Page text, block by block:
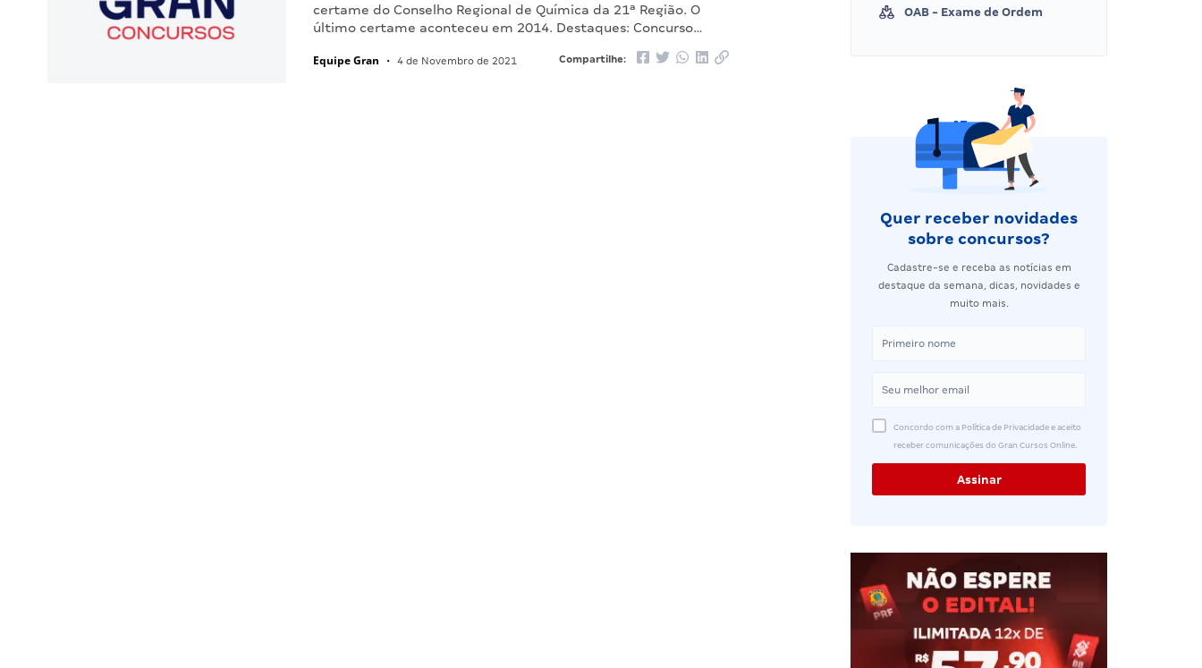
certame do Conselho Regional de Química da 21ª Região. O
último certame aconteceu em 2014. Destaques: Concurso…
Equipe Gran • 4 de Novembro de 2021 Compartilhe:
OAB - Exame de Ordem
Quer receber novidades
sobre concursos?
Cadastre-se e receba as notícias em
destaque da semana, dicas, novidades e
muito mais.
Concordo com a Política de Privacidade e aceito
receber comunicações do Gran Cursos Online.